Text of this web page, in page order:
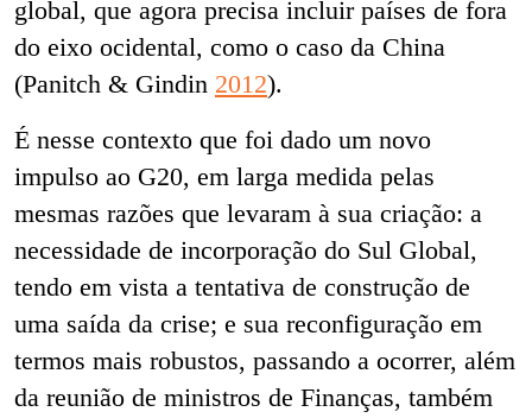
global, que agora precisa incluir países de fora
do eixo ocidental, como o caso da China
(Panitch & Gindin 2012).
É nesse contexto que foi dado um novo
impulso ao G20, em larga medida pelas
mesmas razões que levaram à sua criação: a
necessidade de incorporação do Sul Global,
tendo em vista a tentativa de construção de
uma saída da crise; e sua reconfiguração em
termos mais robustos, passando a ocorrer, além
da reunião de ministros de Finanças, também